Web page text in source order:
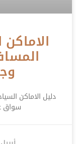
دليل الاماكن
سواق